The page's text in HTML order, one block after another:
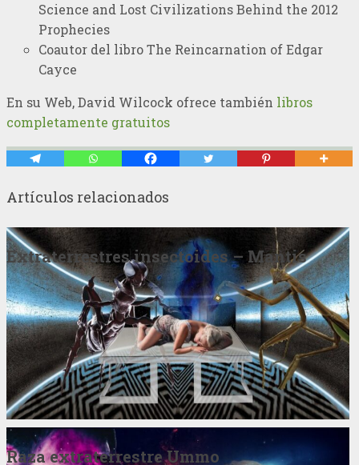
Science and Lost Civilizations Behind the 2012
Prophecies
Coautor del libro The Reincarnation of Edgar
Cayce
En su Web, David Wilcock ofrece también libros
completamente gratuitos
Artículos relacionados
Extraterrestres insectoides – Mantis
Raza extraterrestre Ummo